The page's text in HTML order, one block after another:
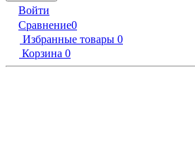
Войти
Сравнение0
Избранные товары 0
Корзина 0